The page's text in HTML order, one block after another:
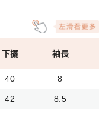
下擺 袖長
40 8
42 8.5